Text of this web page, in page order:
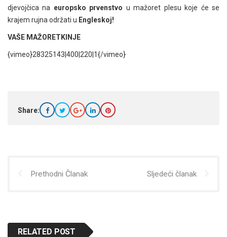
djevojčica na europsko prvenstvo u mažoret plesu koje će se
krajem rujna održati u Engleskoj!
VAŠE MAŽORETKINJE
{vimeo}28325143|400|220|1{/vimeo}
Share:
Prethodni Članak Sljedeći članak
RELATED POST